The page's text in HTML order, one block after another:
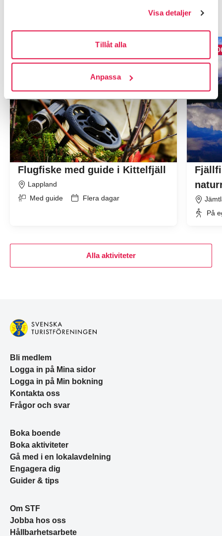
Visa detaljer
Tillåt alla
Anpassa
Flugfiske med guide i Kittelfjäll
Lappland
Med guide
Flera dagar
På
2
Alla aktiviteter
Bli medlem
Logga in på Mina sidor
Logga in på Min bokning
Kontakta oss
Frågor och svar
Boka boende
Boka aktiviteter
Gå med i en lokalavdelning
Engagera dig
Guider & tips
Om STF
Jobba hos oss
Hållbarhetsarbete